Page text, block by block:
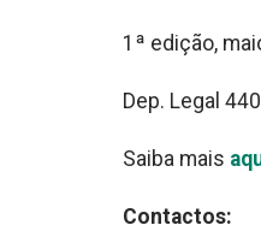
1ª edição,
Dep. Legal
Saiba mais
Contactos: